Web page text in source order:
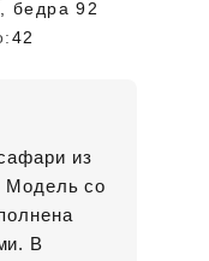
бедра 92
42
из
Модель со
В